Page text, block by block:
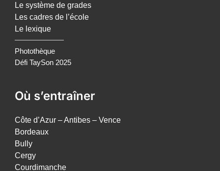
Le système de grades
Les cadres de l’école
Le lexique
Photothèque
Défi TaySon 2025
Où s’entraîner
Côte d’Azur – Antibes – Vence
Bordeaux
Bully
Cergy
Courdimanche